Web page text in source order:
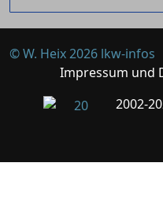
© W. Heix 2026 lkw-infos
Impressum und
2002-